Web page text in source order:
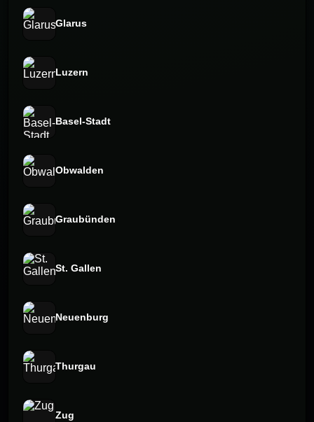
Glarus
Luzern
Basel-Stadt
Obwalden
Graubünden
St. Gallen
Neuenburg
Thurgau
Zug